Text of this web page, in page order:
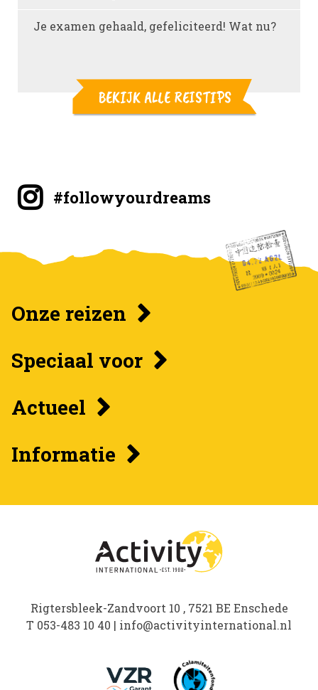
Je examen gehaald, gefeliciteerd! Wat nu?
BEKIJK ALLE REISTIPS
#followyourdreams
Onze reizen
Speciaal voor
Actueel
Informatie
Rigtersbleek-Zandvoort 10 , 7521 BE Enschede
T 053-483 10 40 | info@activityinternational.nl